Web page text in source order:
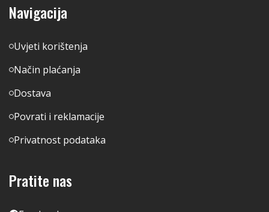
Navigacija
Uvjeti korištenja
Način plaćanja
Dostava
Povrati i reklamacije
Privatnost podataka
Pratite nas